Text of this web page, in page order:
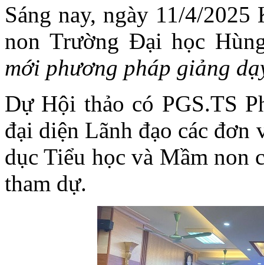
Sáng nay, ngày 11/4/
non Trường Đại học
mới phương pháp giảng
Dự Hội thảo có PGS.TS
đại diện Lãnh đạo các
dục Tiểu học và Mầm non
tham dự.